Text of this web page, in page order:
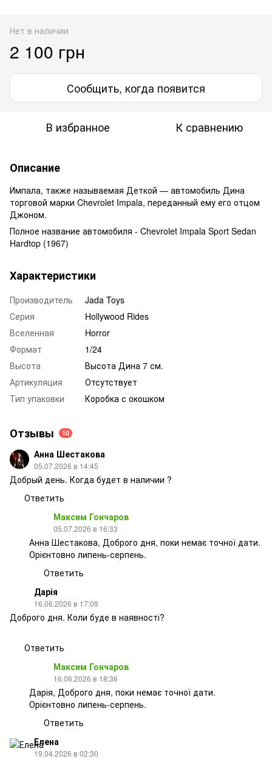
Нет в наличии
2 100 грн
Сообщить, когда появится
В избранное К сравнению
Описание
Импала, также называемая Деткой — автомобиль Дина
торговой марки Chevrolet Impala, переданный ему его отцом
Джоном.
Полное название автомобиля - Chevrolet Impala Sport Sedan
Hardtop (1967)
Характеристики
Производитель
Jada Toys
Серия
Hollywood Rides
Вселенная
Horror
Формат
1/24
Высота
Высота Дина 7 см.
Артикуляция
Отсутствует
Тип упаковки
Коробка с окошком
Отзывы 10
Анна Шестакова
05.07.2026 в 14:45
Добрый день. Когда будет в наличии ?
Ответить
Максим Гончаров
05.07.2026 в 16:33
Анна Шестакова, Доброго дня, поки немає точної дати.
Орієнтовно липень-серпень.
Ответить
Дарія
16.06.2026 в 17:09
Доброго дня. Коли буде в наявності?
Ответить
Максим Гончаров
16.06.2026 в 18:36
Дарія, Доброго дня, поки немає точної дати.
Орієнтовно липень-серпень.
Ответить
Елена
19.04.2026 в 02:30